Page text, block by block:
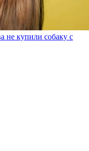
не купили собаку с